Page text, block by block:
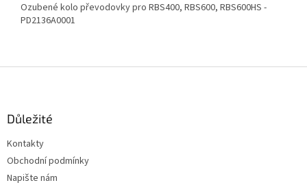
Ozubené kolo převodovky pro RBS400, RBS600, RBS600HS -
PD2136A0001
Důležité
Kontakty
Obchodní podmínky
Napište nám